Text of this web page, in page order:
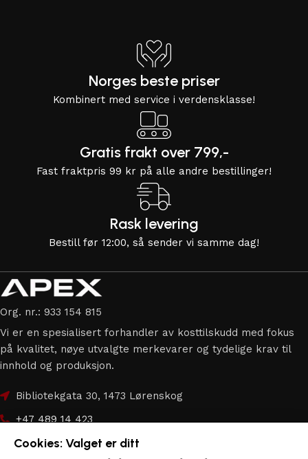
Norges beste priser
Kombinert med service i verdensklasse!
Gratis frakt over 799,-
Fast fraktpris 99 kr på alle andre bestillinger!
Rask levering
Bestill før 12:00, så sender vi samme dag!
Org. nr.: 933 154 815
Vi er en spesialisert forhandler av kosttilskudd med fokus
på kvalitet, nøye utvalgte merkevarer og tydelige krav til
innhold og produksjon.
Bibliotekgata 30, 1473 Lørenskog
+47 489 14 423
hei@apex.no
Cookies: Valget er ditt